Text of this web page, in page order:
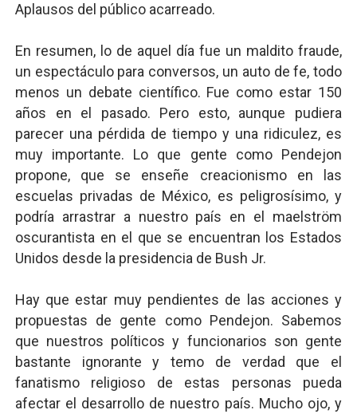
Aplausos del público acarreado.
En resumen, lo de aquel día fue un maldito fraude,
un espectáculo para conversos, un auto de fe, todo
menos un debate científico. Fue como estar 150
años en el pasado. Pero esto, aunque pudiera
parecer una pérdida de tiempo y una ridiculez, es
muy importante. Lo que gente como Pendejon
propone, que se enseñe creacionismo en las
escuelas privadas de México, es peligrosísimo, y
podría arrastrar a nuestro país en el maelström
oscurantista en el que se encuentran los Estados
Unidos desde la presidencia de Bush Jr.
Hay que estar muy pendientes de las acciones y
propuestas de gente como Pendejon. Sabemos
que nuestros políticos y funcionarios son gente
bastante ignorante y temo de verdad que el
fanatismo religioso de estas personas pueda
afectar el desarrollo de nuestro país. Mucho ojo, y